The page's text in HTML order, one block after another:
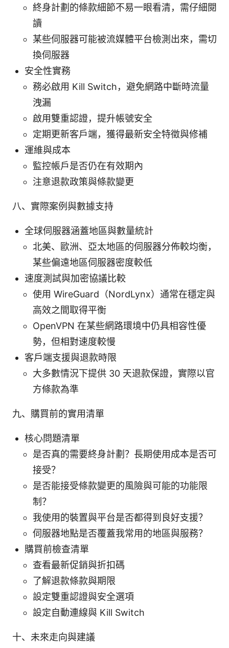
終身計劃的條款細節不易一眼看清，需仔細閱
讀
某些伺服器可能被流媒體平台檢測出來，需切
換伺服器
安全性實務
務必啟用 Kill Switch，避免網路中斷時流量
洩漏
啟用雙重認證，提升帳號安全
定期更新客戶端，獲得最新安全特徵與修補
運維與成本
監控帳戶是否仍在有效期內
注意退款政策與條款變更
八、實際案例與數據支持
全球伺服器涵蓋地區與數量統計
北美、歐洲、亞太地區的伺服器分佈較均衡，
某些偏遠地區伺服器密度較低
速度測試與加密協議比較
使用 WireGuard（NordLynx）通常在穩定與
高效之間取得平衡
OpenVPN 在某些網路環境中仍具相容性優
勢，但相對速度較慢
客戶端支援與退款時限
大多數情況下提供 30 天退款保證，實際以官
方條款為準
九、購買前的實用清單
核心問題清單
是否真的需要終身計劃？長期使用成本是否可
接受？
是否能接受條款變更的風險與可能的功能限
制？
我使用的裝置與平台是否都得到良好支援？
伺服器地點是否覆蓋我常用的地區與服務？
購買前檢查清單
查看最新促銷與折扣碼
了解退款條款與期限
設定雙重認證與安全選項
設定自動連線與 Kill Switch
十、未來走向與建議